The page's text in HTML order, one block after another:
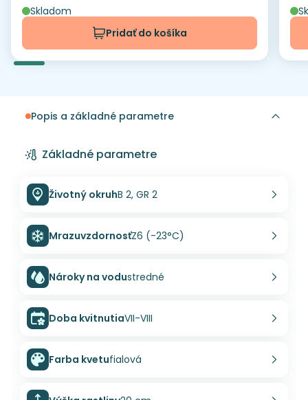
Skladom
Pridať do košíka
Popis a základné parametre
Základné parametre
Životný okruhB 2, GR 2
MrazuvzdornosťZ6 (-23°C)
Nároky na vodustredné
Doba kvitnutiaVII-VIII
Farba kvetufialová